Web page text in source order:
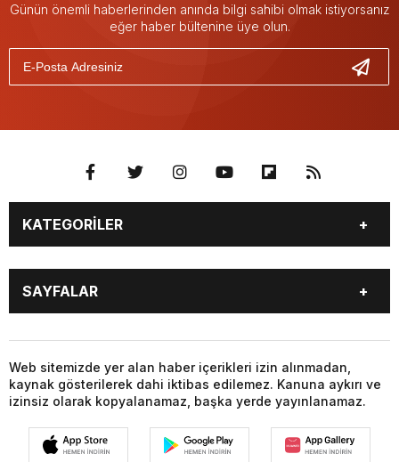
Günün önemli haberlerinden anında bilgi sahibi olmak istiyorsanız
eğer haber bültenine üye olun.
KATEGORİLER
GÜNDEM
DÜNYA
EKONOMİ
MAGAZİN
SAĞLIK
EĞİTİM
YAŞAM
TEKNOLOJİ
KÜLTÜR SANAT
YEREL HABERLER
FOTO GALERİ
SAYFALAR
CANLI SONUÇLAR
CANLI TV
FİKSTÜR
FİRMA EKLE
FİRMA REHBERİ
GAZETELER
HABER GÖNDER
HAVA DURUMU
Web sitemizde yer alan haber içerikleri izin alınmadan,
kaynak gösterilerek dahi iktibas edilemez. Kanuna aykırı ve
izinsiz olarak kopyalanamaz, başka yerde yayınlanamaz.